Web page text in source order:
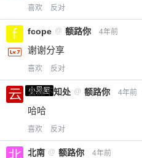
喜欢 反对
fcope @ 额路你 4年前
谢谢分享
喜欢 反对
小黑屋
云深不知处 @ 额路你 4年前
哈哈
喜欢 反对
北南 @ 额路你 4年前